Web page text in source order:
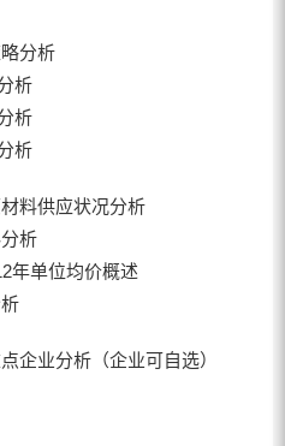
分析
析
析
析
料供应状况分析
析
年单位均价概述
企业分析（企业可自选）